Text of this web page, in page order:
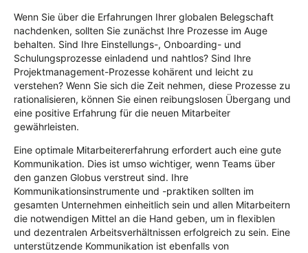
Wenn Sie über die Erfahrungen Ihrer globalen Belegschaft
nachdenken, sollten Sie zunächst Ihre Prozesse im Auge
behalten. Sind Ihre Einstellungs-, Onboarding- und
Schulungsprozesse einladend und nahtlos? Sind Ihre
Projektmanagement-Prozesse kohärent und leicht zu
verstehen? Wenn Sie sich die Zeit nehmen, diese Prozesse zu
rationalisieren, können Sie einen reibungslosen Übergang und
eine positive Erfahrung für die neuen Mitarbeiter
gewährleisten.
Eine optimale Mitarbeitererfahrung erfordert auch eine gute
Kommunikation. Dies ist umso wichtiger, wenn Teams über
den ganzen Globus verstreut sind. Ihre
Kommunikationsinstrumente und -praktiken sollten im
gesamten Unternehmen einheitlich sein und allen Mitarbeitern
die notwendigen Mittel an die Hand geben, um in flexiblen
und dezentralen Arbeitsverhältnissen erfolgreich zu sein. Eine
unterstützende Kommunikation ist ebenfalls von